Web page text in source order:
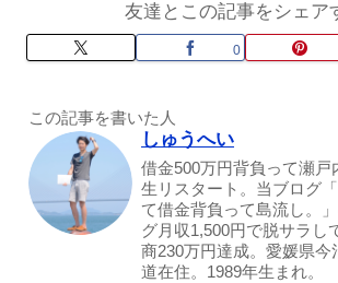
友達とこの記事をシェア
0
この記事を書いた人
しゅうへい
借金500万円背負って瀬戸
生リスタート。当ブログ
て借金背負って島流し。
グ月収1,500円で脱サラし
商230万円達成。愛媛県今
道在住。1989年生まれ。